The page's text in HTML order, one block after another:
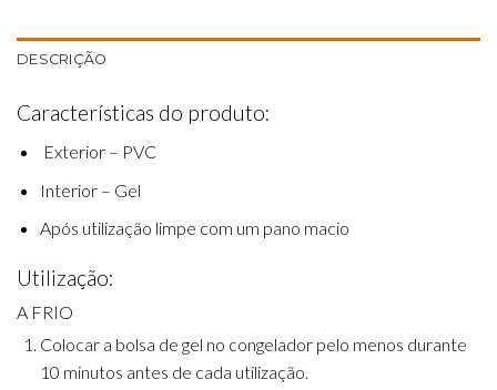
DESCRIÇÃO
Características do produto:
Exterior – PVC
Interior – Gel
Após utilização limpe com um pano macio
Utilização:
A FRIO
Colocar a bolsa de gel no congelador pelo menos durante
10 minutos antes de cada utilização.